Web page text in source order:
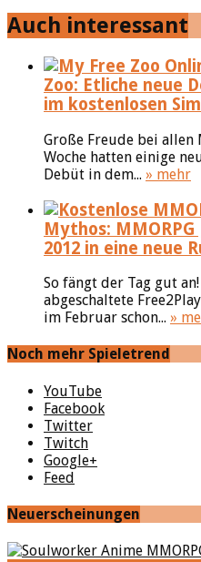
Auch interessant
Zoo: Etliche neue
im kostenlosen
Große Freude bei allen
Woche hatten einige
Debüt in dem... » mehr
Mythos:
2012 in eine neue
So fängt der Tag gut
abgeschaltete
im Februar schon... »
Noch mehr Spieletrend
YouTube
Facebook
Twitter
Twitch
Google+
Feed
Neuerscheinungen